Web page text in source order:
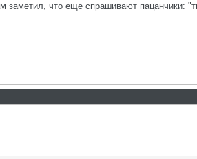
заметил, что еще спрашивают пацанчики: